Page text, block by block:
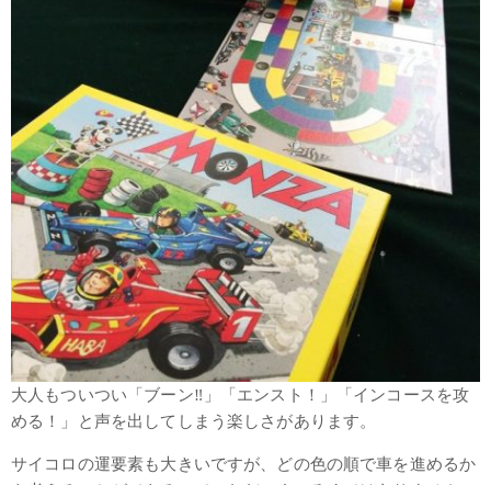
大人もついつい「ブーン‼」「エンスト！」「インコースを攻
める！」と声を出してしまう楽しさがあります。
サイコロの運要素も大きいですが、どの色の順で車を進めるか